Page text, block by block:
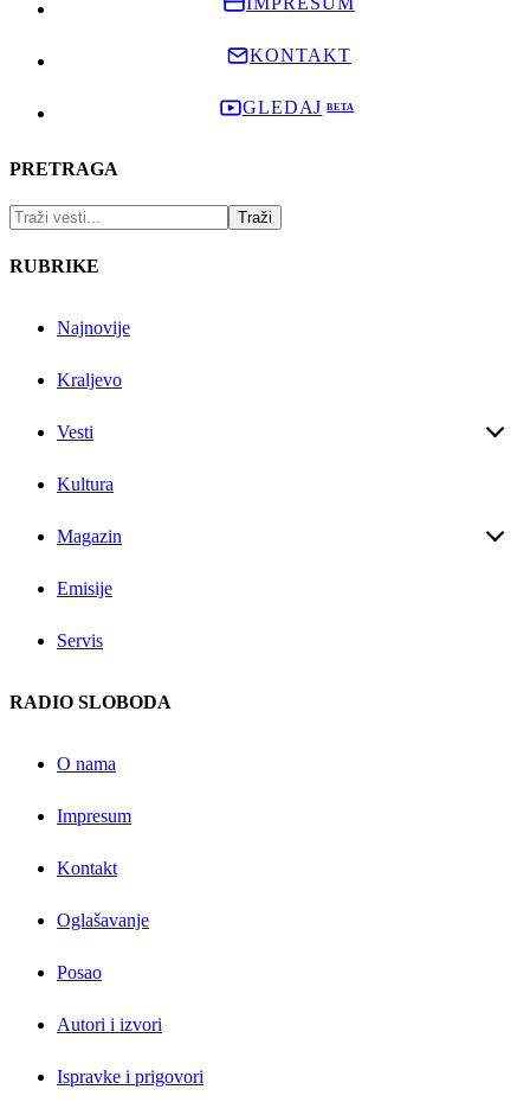
KONTAKT
GLEDAJ
PRETRAGA
RUBRIKE
Najnovije
Kraljevo
Vesti
Kultura
Magazin
Emisije
Servis
RADIO SLOBODA
O nama
Impresum
Kontakt
Oglašavanje
Posao
Autori i izvori
Ispravke i prigovori